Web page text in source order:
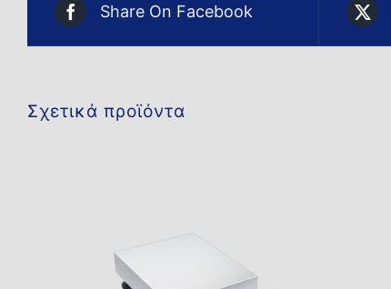
Share On Facebook
Σχετικά προϊόντα